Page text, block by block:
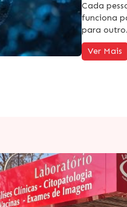
Cada
funciona
para
Ver Mais